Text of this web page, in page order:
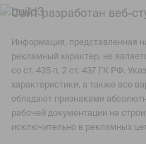
Сайт разработан веб-
Информация, представленная
рекламный характер, не
со ст. 435 п. 2 ст. 437 ГК РФ.
характеристики, а также все
обладают признаками
рабочей документации на
исключительно в рекламных